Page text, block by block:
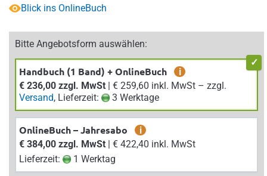
Blick ins OnlineBuch
Bitte Angebotsform auswählen:
Handbuch (1 Band) + OnlineBuch
i
€ 236,00 zzgl. MwSt
| € 259,60 inkl. MwSt – zzgl.
Versand, Lieferzeit: 3 Werktage
OnlineBuch – Jahresabo
i
€ 384,00 zzgl. MwSt
| € 422,40 inkl. MwSt
Lieferzeit:
1 Werktag